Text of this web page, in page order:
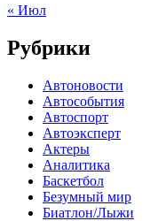
« Июл
Рубрики
Автоновости
Автособытия
Автоспорт
Автоэксперт
Актеры
Аналитика
Баскетбол
Безумный мир
Биатлон/Лыжи